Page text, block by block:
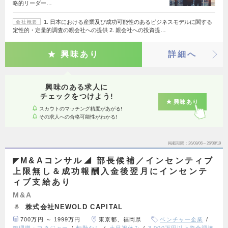
略的リーダー…
会社概要
1. 日本における産業及び成功可能性のあるビジネスモデルに関する
定性的・定量的調査の親会社への提供 2. 親会社への投資提…
興味あり 詳細へ
興味のある求人に
チェックをつけよう!
スカウトのマッチング精度があがる!
その求人への合格可能性がわかる!
興味あり
掲載期間 26/08/06～26/08/19
◤M&Aコンサル◢ 部長候補／インセンティブ
上限無し＆成功報酬入金後翌月にインセンテ
ィブ支給あり
M&A
株式会社NEWOLD CAPITAL
700万円 ～ 1999万円 東京都、福岡県
ベンチャー企業